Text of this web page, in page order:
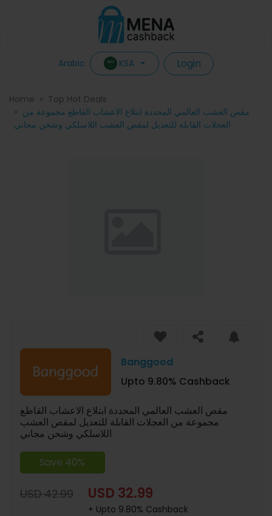
Arabic KSA Login
Home
Top Hot Deals
مقص العشب العالمي المحددة ابتلاع الاعشاب القاطع مجموعة من
العجلات القابلة للتعديل لمقص العشب اللاسلكي وشحن مجاني
Banggood
Upto 9.80% Cashback
مقص العشب العالمي المحددة ابتلاع الاعشاب القاطع
مجموعة من العجلات القابلة للتعديل لمقص العشب
اللاسلكي وشحن مجاني
Save 40%
USD 42.99 USD 32.99
+ Upto 9.80% Cashback